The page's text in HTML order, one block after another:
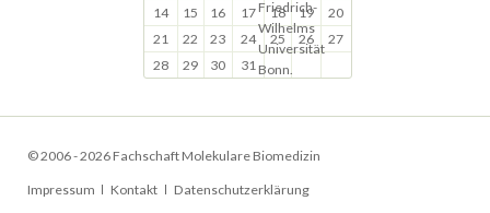
14
15 16 17 18 19
20
21
22 23 24 25 26
27
28
29 30 31
Friedrich-
Wilhelms
Universität
Bonn.
© 2006 - 2026 Fachschaft Molekulare Biomedizin
Navigation
Impressum Kontakt Datenschutzerklärung